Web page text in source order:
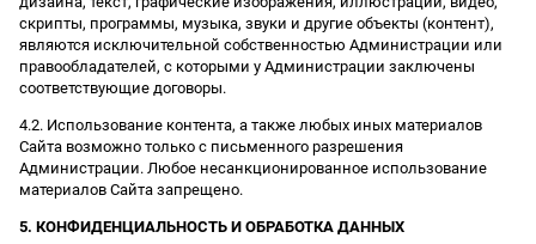
скрипты, программы, музыка, звуки и другие объекты (контент),
являются исключительной собственностью Администрации или
правообладателей, с которыми у Администрации заключены
соответствующие договоры.
4.2. Использование контента, а также любых иных материалов
Сайта возможно только с письменного разрешения
Администрации. Любое несанкционированное использование
материалов Сайта запрещено.
5. КОНФИДЕНЦИАЛЬНОСТЬ И ОБРАБОТКА ДАННЫХ